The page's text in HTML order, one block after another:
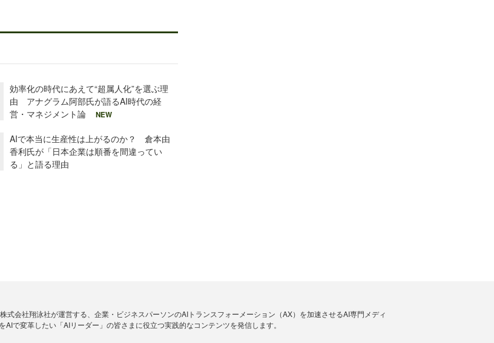
効率化の時代にあえて“超属人化”を選ぶ理
由 アナグラム阿部氏が語るAI時代の経
営・マネジメント論
NEW
AIで本当に生産性は上がるのか？ 倉本由
香利氏が「日本企業は順番を間違ってい
る」と語る理由
式会社翔泳社が運営する、企業・ビジネスパーソンのAIトランスフォーメーション（AX）を加速させるAI専門メディ
AIで変革したい「AIリーダー」の皆さまに役立つ実践的なコンテンツを発信します。